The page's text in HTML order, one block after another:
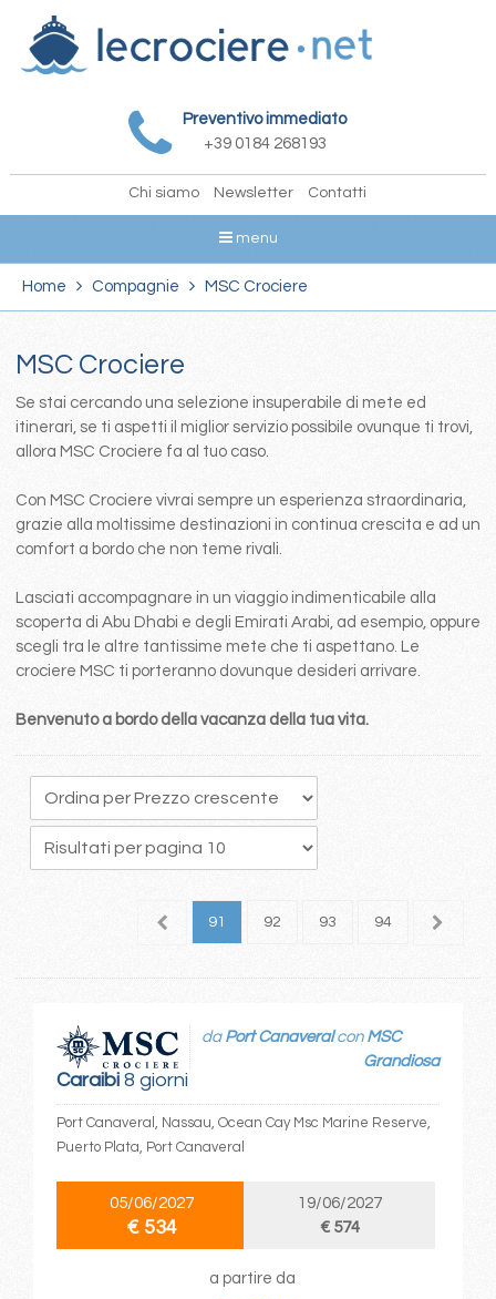
Preventivo immediato
+39 0184 268193
Chi siamo Newsletter Contatti
menu
Home Compagnie MSC Crociere
MSC Crociere
Se stai cercando una selezione insuperabile di mete ed
itinerari, se ti aspetti il miglior servizio possibile ovunque ti trovi,
allora MSC Crociere fa al tuo caso.
Con MSC Crociere vivrai sempre un esperienza straordinaria,
grazie alla moltissime destinazioni in continua crescita e ad un
comfort a bordo che non teme rivali.
Lasciati accompagnare in un viaggio indimenticabile alla
scoperta di Abu Dhabi e degli Emirati Arabi, ad esempio, oppure
scegli tra le altre tantissime mete che ti aspettano. Le
crociere MSC ti porteranno dovunque desideri arrivare.
Benvenuto a bordo della vacanza della tua vita.
90 91 92 93 94 95
Caraibi8 giorni
da Port Canaveralcon MSC
Grandiosa
Port Canaveral, Nassau, Ocean Cay Msc Marine Reserve,
Puerto Plata, Port Canaveral
05/06/2027
€ 534
19/06/2027
€ 574
a partire da